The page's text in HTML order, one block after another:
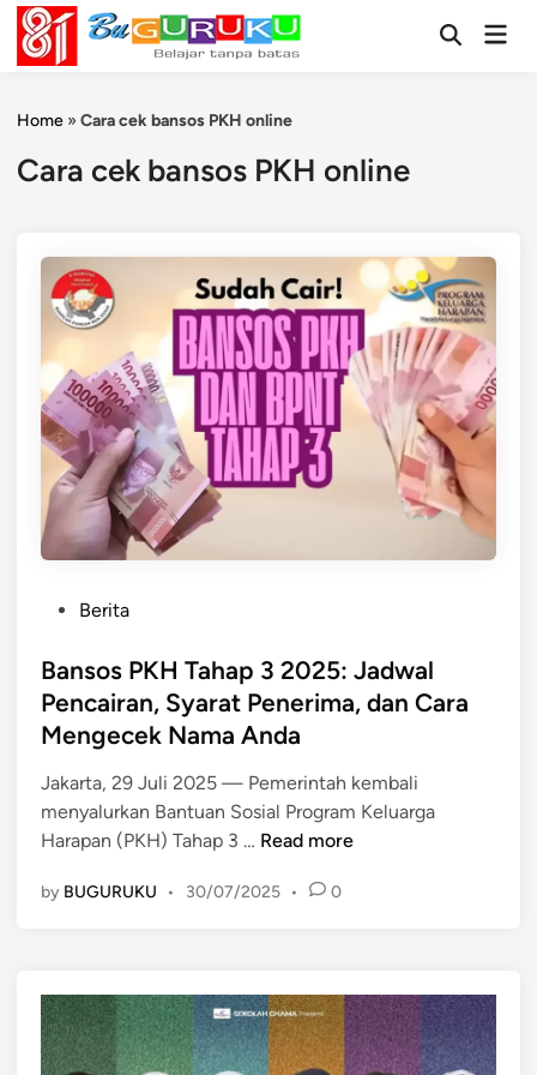
Skip
content
OpenMain
Home » Cara cek bansos PKH online
Cara cek bansos PKH online
s
t
e
i
n
Berita
Bansos PKH Tahap 3 2025: Jadwal
Pencairan, Syarat Penerima, dan Cara
Mengecek Nama Anda
Jakarta, 29 Juli 2025 — Pemerintah kembali
menyalurkan Bantuan Sosial Program Keluarga
Harapan (PKH) Tahap 3 … B
n
P
K
H
Read more
by BUGURUKU • 30/07/2025 • 0